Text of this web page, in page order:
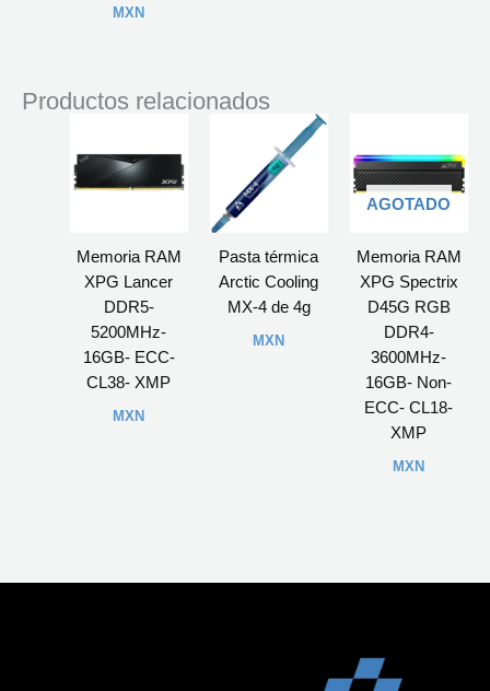
MXN
Productos relacionados
Memoria RAM
XPG Lancer
DDR5-
5200MHz-
16GB- ECC-
CL38- XMP
MXN
Pasta térmica
Arctic Cooling
MX-4 de 4g
MXN
AGOTADO
Memoria RAM
XPG Spectrix
D45G RGB
DDR4-
3600MHz-
16GB- Non-
ECC- CL18-
XMP
MXN